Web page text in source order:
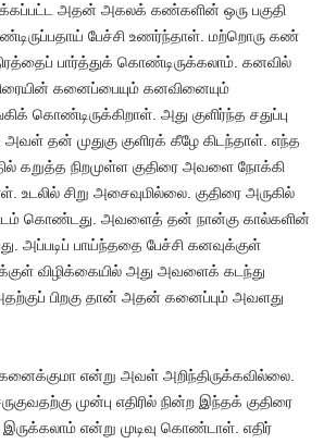
அதன் அகலக் கண்களின் ஒரு பகுதி
பேச்சி உணர்ந்தாள். மற்றொரு கண்
பார்த்துக் கொண்டிருக்கலாம். கனவில்
கனைப்பையும் கனவினையும்
கொண்டிருக்கிறாள். அது குளிர்ந்த சதுப்பு
தன் முதுகு குளிரக் கீழே கிடந்தாள். எந்த
கறுத்த நிறமுள்ள குதிரை அவளை நோக்கி
சிறு அசைவுமில்லை. குதிரை அருகில்
கொண்டது. அவளைத் தன் நான்கு கால்களின்
அப்படிப் பாய்ந்ததை பேச்சி கனவுக்குள்
விழிக்கையில் அது அவளைக் கடந்து
அதற்குப் பிறகு தான் அதன் கனைப்பும் அவளது
என்று அவள் அறிந்திருக்கவில்லை.
முன்பு எதிரில் நின்ற இந்தக் குதிரை
என்று முடிவு கொண்டாள். எதிர்